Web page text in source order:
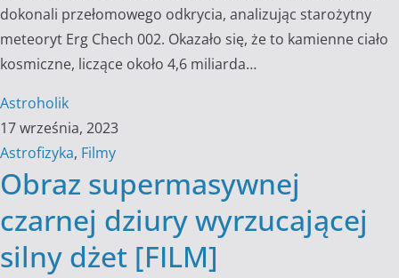
dokonali przełomowego odkrycia, analizując starożytny
meteoryt Erg Chech 002. Okazało się, że to kamienne ciało
kosmiczne, liczące około 4,6 miliarda…
Astroholik
17 września, 2023
Astrofizyka, Filmy
Obraz supermasywnej
czarnej dziury wyrzucającej
silny dżet [FILM]